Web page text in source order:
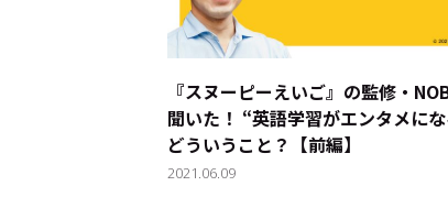
『スヌーピーえいご』の監修・
聞いた！ “英語学習がエンタメに
どういうこと？【前編】
2021.06.09